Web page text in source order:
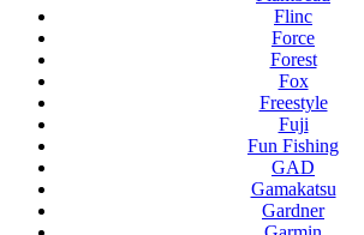
Flinc
Force
Forest
Fox
Freestyle
Fuji
Fun Fishing
GAD
Gamakatsu
Gardner